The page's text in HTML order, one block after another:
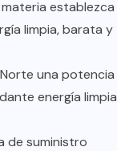
establezca
limpia, barata y
una potencia
energía limpia
de suministro